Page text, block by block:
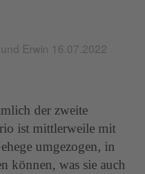
Erwin 16.07.2022
der zweite
ist mittlerweile mit
umgezogen, in
können, was sie auch